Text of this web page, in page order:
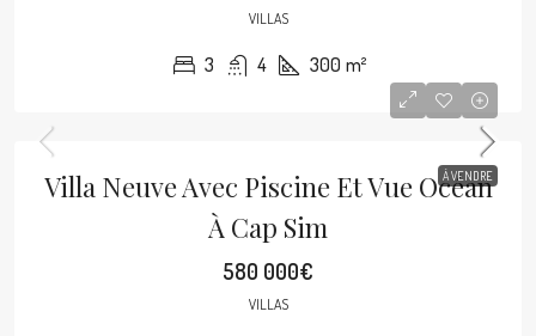
VILLAS
3 4 300 m²
À VENDRE
Villa Neuve Avec Piscine Et Vue Océan
À Cap Sim
580 000€
VILLAS